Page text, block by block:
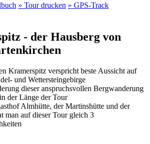
» Tour drucken » GPS-Track
- der Hausberg von
Kramerspitz verspricht beste Aussicht auf
und Wettersteingebirge
dieser anspruchsvollen Bergwanderung
der Länge der Tour
Almhütte, der Martinshütte und der
man auf dieser Tour gleich 3